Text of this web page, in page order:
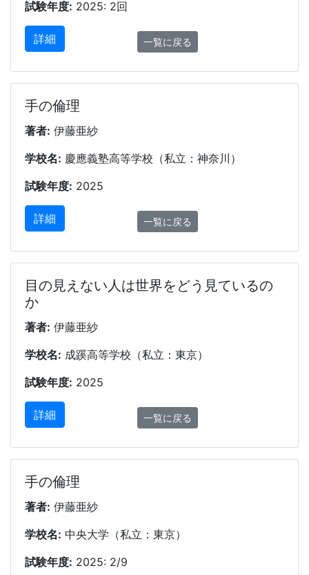
試験年度: 2025: 2回
詳細 一覧に戻る
手の倫理
著者: 伊藤亜紗
学校名: 慶應義塾高等学校（私立：神奈川）
試験年度: 2025
詳細 一覧に戻る
目の見えない人は世界をどう見ているの
か
著者: 伊藤亜紗
学校名: 成蹊高等学校（私立：東京）
試験年度: 2025
詳細 一覧に戻る
手の倫理
著者: 伊藤亜紗
学校名: 中央大学（私立：東京）
試験年度: 2025: 2/9